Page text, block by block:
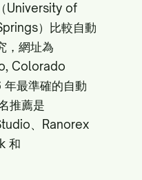
University of
）比較自動
，網址為
Colorado
最準確的自動
推薦是
、Ranorex
和